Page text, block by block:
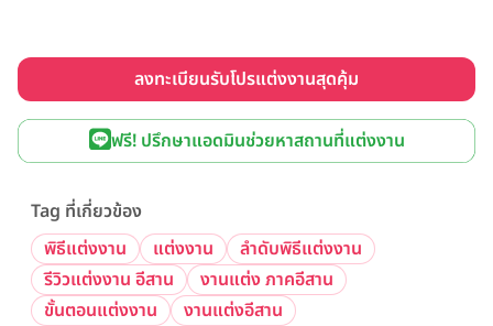
ลงทะเบียนรับโปรแต่งงานสุดคุ้ม
ฟรี! ปรึกษาแอดมินช่วยหาสถานที่แต่งงาน
Tag ที่เกี่ยวข้อง
พิธีแต่งงาน
แต่งงาน
ลำดับพิธีแต่งงาน
รีวิวแต่งงาน อีสาน
งานแต่ง ภาคอีสาน
ขั้นตอนแต่งงาน
งานแต่งอีสาน